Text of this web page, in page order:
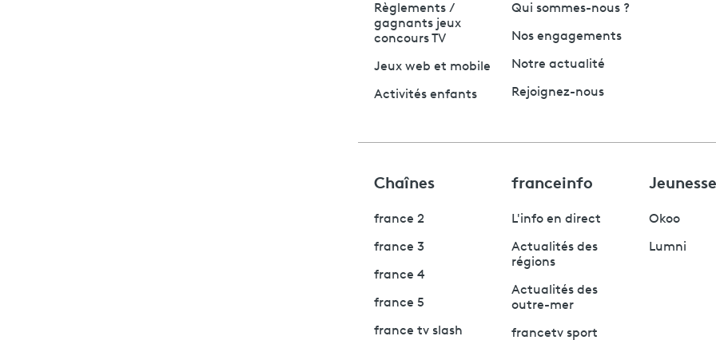
Règlements /
gagnants jeux
concours TV
Jeux web et mobile
Activités enfants
Qui sommes-nous ?
Nos engagements
Notre actualité
Rejoignez-nous
Chaînes
france 2
france 3
france 4
france 5
france tv slash
franceinfo
L'info en direct
Actualités des
régions
Actualités des
outre-mer
francetv sport
Jeunesse
Okoo
Lumni